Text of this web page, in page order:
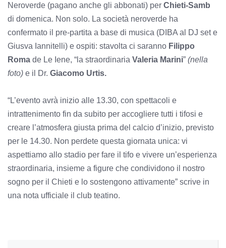
Neroverde (pagano anche gli abbonati) per Chieti-Samb
di domenica. Non solo. La società neroverde ha
confermato il pre-partita a base di musica (DIBA al DJ set e
Giusva Iannitelli) e ospiti: stavolta ci saranno Filippo
Roma de Le Iene, “la straordinaria Valeria Marini” (nella
foto) e il Dr. Giacomo Urtis.
“L’evento avrà inizio alle 13.30, con spettacoli e
intrattenimento fin da subito per accogliere tutti i tifosi e
creare l’atmosfera giusta prima del calcio d’inizio, previsto
per le 14.30. Non perdete questa giornata unica: vi
aspettiamo allo stadio per fare il tifo e vivere un’esperienza
straordinaria, insieme a figure che condividono il nostro
sogno per il Chieti e lo sostengono attivamente” scrive in
una nota ufficiale il club teatino.